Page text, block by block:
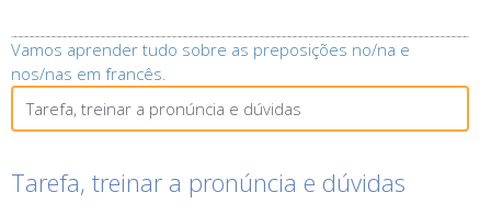
Vamos aprender tudo sobre as preposições no/na e
nos/nas em francês.
Tarefa, treinar a pronúncia e dúvidas
Tarefa, treinar a pronúncia e dúvidas